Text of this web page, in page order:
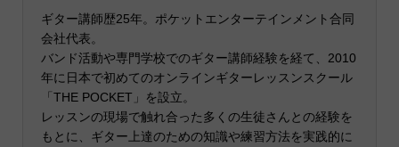
ギター講師歴25年。ポケットエンターテインメント合同
会社代表。
バンド活動や専門学校でのギター講師経験を経て、2010
年に日本で初めてのオンラインギターレッスンスクール
「THE POCKET」を設立。
レッスンの現場で触れ合った多くの生徒さんとの経験を
もとに、ギター上達のための知識や練習方法を実践的に